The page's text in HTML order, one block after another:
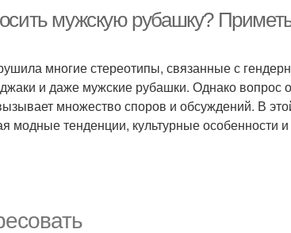
мужскую рубашку?
многие стереотипы, связанные с
и даже мужские рубашки. Однако
множество споров и обсуждений. В
модные тенденции, культурные особенности